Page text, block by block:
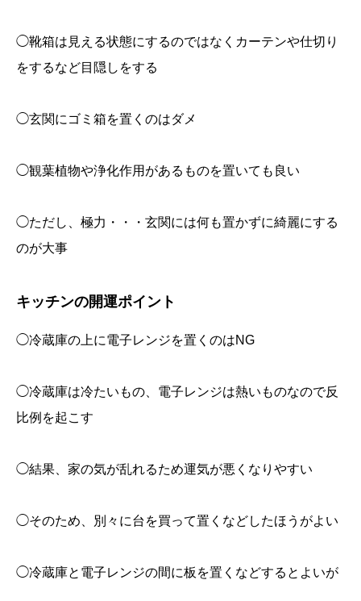
◯靴箱は見える状態にするのではなくカーテンや仕切り
をするなど目隠しをする
◯玄関にゴミ箱を置くのはダメ
◯観葉植物や浄化作用があるものを置いても良い
◯ただし、極力・・・玄関には何も置かずに綺麗にする
のが大事
キッチンの開運ポイント
◯冷蔵庫の上に電子レンジを置くのはNG
◯冷蔵庫は冷たいもの、電子レンジは熱いものなので反
比例を起こす
◯結果、家の気が乱れるため運気が悪くなりやすい
◯そのため、別々に台を買って置くなどしたほうがよい
◯冷蔵庫と電子レンジの間に板を置くなどするとよいが